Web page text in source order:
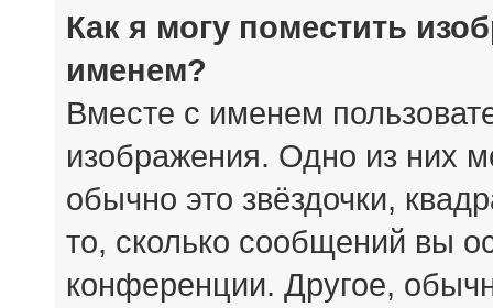
Как я могу поместить
именем?
Вместе с именем
изображения. Одно из них
обычно это звёздочки,
то, сколько сообщений вы
конференции. Другое,